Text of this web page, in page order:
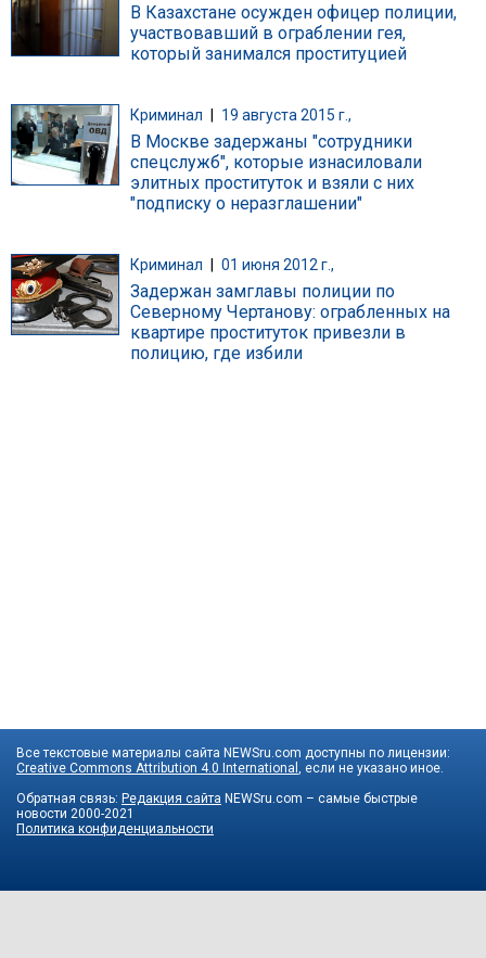
В Казахстане осужден офицер полиции,
участвовавший в ограблении гея,
который занимался проституцией
Криминал 19 августа 2015 г.,
В Москве задержаны "сотрудники
спецслужб", которые изнасиловали
элитных проституток и взяли с них
"подписку о неразглашении"
Криминал 01 июня 2012 г.,
Задержан замглавы полиции по
Северному Чертанову: ограбленных на
квартире проституток привезли в
полицию, где избили
Все текстовые материалы сайта NEWSru.com доступны по лицензии:
Creative Commons Attribution 4.0 International , если не указано иное.
Обратная связь: Редакция сайта NEWSru.com – самые быстрые
новости 2000-2021
Политика конфиденциальности